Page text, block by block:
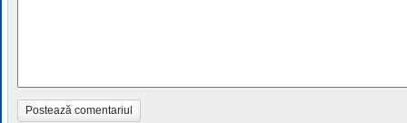
Postează comentariul